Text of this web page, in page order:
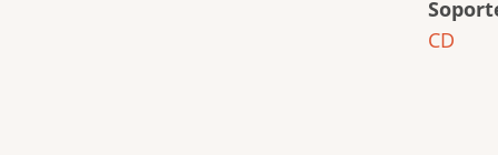
CD